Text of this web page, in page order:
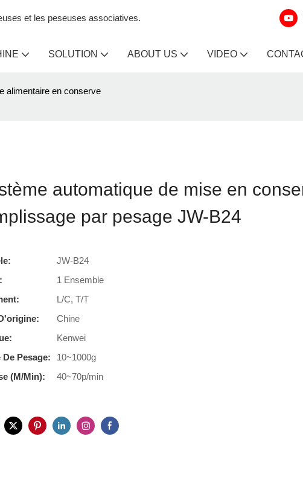
et les peseuses associatives.
SOLUTION ABOUT US VIDEO
alimentaire en conserve
automatique de mise en
par pesage JW-B24
JW-B24
1 Ensemble
L/C, T/T
Chine
Kenwei
De Pesage:
10~1000g
(m/min):
40~70p/min